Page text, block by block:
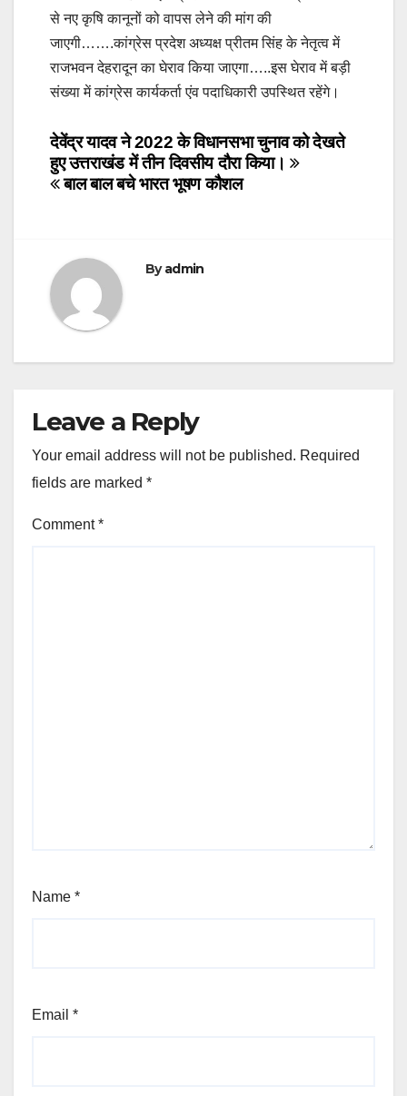
से नए कृषि कानूनों को वापस लेने की मांग की
जाएगी…….कांग्रेस प्रदेश अध्यक्ष प्रीतम सिंह के नेतृत्व में
राजभवन देहरादून का घेराव किया जाएगा…..इस घेराव में बड़ी
संख्या में कांग्रेस कार्यकर्ता एंव पदाधिकारी उपस्थित रहेंगे।
Post
navigation
देवेंद्र यादव ने 2022 के विधानसभा चुनाव को देखते
हुए उत्तराखंड में तीन दिवसीय दौरा किया।
बाल बाल बचे भारत भूषण कौशल
Byadmin
Leave a Reply
Your email address will not be published. Required
fields are marked *
Comment*
Name *
Email *